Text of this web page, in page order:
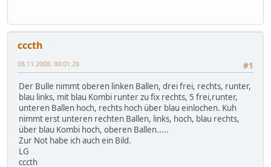
cccth
#1
08.11.2008, 00:01:28
Der Bulle nimmt oberen linken Ballen, drei frei, rechts, runter,
blau links, mit blau Kombi runter zu fix rechts, 5 frei,runter,
unteren Ballen hoch, rechts hoch über blau einlochen. Kuh
nimmt erst unteren rechten Ballen, links, hoch, blau rechts,
über blau Kombi hoch, oberen Ballen.....
Zur Not habe ich auch ein Bild.
LG
cccth